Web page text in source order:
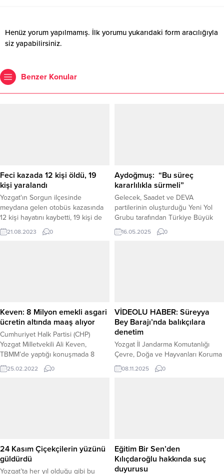
Henüz yorum yapılmamış. İlk yorumu yukarıdaki form aracılığıyla
siz yapabilirsiniz.
Benzer Konular
Feci kazada 12 kişi öldü, 19
kişi yaralandı
Yozgat'ın Sorgun ilçesinde
meydana gelen otobüs kazasında
12 kişi hayatını kaybetti, 19 kişi de
yaralandı.
21.08.2023 0
Aydoğmuş: “Bu süreç
kararlılıkla sürmeli”
Gelecek, Saadet ve DEVA
partilerinin oluşturduğu Yeni Yol
Grubu tarafından Türkiye Büyük
Millet Meclisi’ne (TBMM) sunulan
“Engelliler Bakanlığı” kurulmasına
bireyler için tarihi bir adım
olduğunu vurgulayarak...
16.05.2025 0
Keven: 8 Milyon emekli asgari
ücretin altında maaş alıyor
Cumhuriyet Halk Partisi (CHP)
Yozgat Milletvekili Ali Keven,
TBMM’de yaptığı konuşmada 8
milyon emeklinin asgari ücretin
altında maaş aldığını söyledi.
25.02.2022 0
VİDEOLU HABER: Süreyya
Bey Barajı’nda balıkçılara
denetim
Yozgat İl Jandarma Komutanlığı
Çevre, Doğa ve Hayvanları Koruma
Timi ile Çekerek İlçe Jandarma
Komutanlığı ekipleri, orman
bulundu. Aynı zamanda bölgede
yaşayan yaban hayvanlarının
korunması için alan...
08.11.2025 0
24 Kasım Çiçekçilerin yüzünü
güldürdü
Yozgat’ta her yıl olduğu gibi bu
Eğitim Bir Sen’den
Kılıçdaroğlu hakkında suç
duyurusu